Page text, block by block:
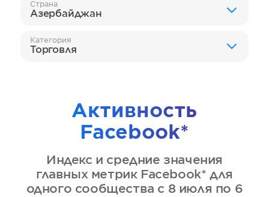
Страна
Азербайджан
Категория
Торговля
Активность
Facebook*
Индекс и средние значения
главных метрик Facebook* для
одного сообщества с 8 июля по 6